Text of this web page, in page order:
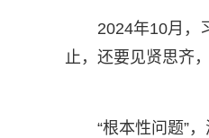
2024年10月，
止，还要见贤思齐
“根本性问题”